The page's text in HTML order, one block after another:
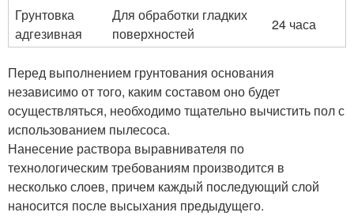
Грунтовка
адгезивная
Для обработки гладких
поверхностей
24 часа
Перед выполнением грунтования основания
независимо от того, каким составом оно будет
осуществляться, необходимо тщательно вычистить пол с
использованием пылесоса.
Нанесение раствора выравнивателя по
технологическим требованиям производится в
несколько слоев, причем каждый последующий слой
наносится после высыхания предыдущего.